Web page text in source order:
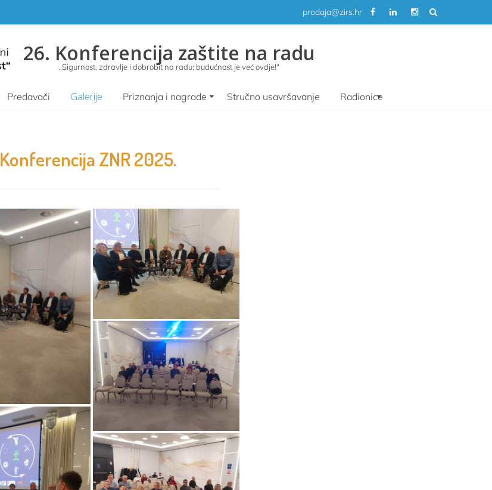
prodaja@zirs.hr
26. Konferencija zaštite na radu
„Sigurnost, zdravlje i dobrobit na radu; budućnost je već ovdje!“
Predavači Galerije Priznanja i nagrade Stručno usavršavanje Radionice
Konferencija ZNR 2025.